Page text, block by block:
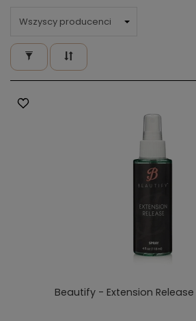
Beautify - Extension Release